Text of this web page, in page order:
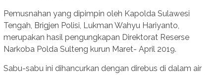
Pemusnahan yang dipimpin oleh Kapolda Sulawesi
Tengah, Brigjen Polisi, Lukman Wahyu Hariyanto,
merupakan hasil pengungkapan Direktorat Reserse
Narkoba Polda Sulteng kurun Maret- April 2019.
Sabu-sabu ini dihancurkan dengan direbus di dalam air